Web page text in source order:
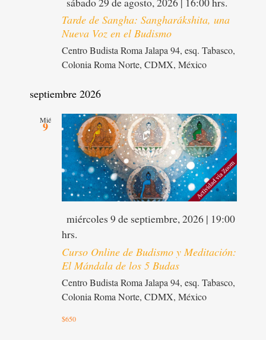
Tarde de Sangha: Sangharákshita, una
Nueva Voz en el Budismo
Centro Budista Roma Jalapa 94, esq. Tabasco,
Colonia Roma Norte, CDMX, México
septiembre 2026
Mié
9
Destacado
miércoles 9 de septiembre, 2026 | 19:00
hrs.
Curso Online de Budismo y Meditación:
El Mándala de los 5 Budas
Centro Budista Roma Jalapa 94, esq. Tabasco,
Colonia Roma Norte, CDMX, México
$650